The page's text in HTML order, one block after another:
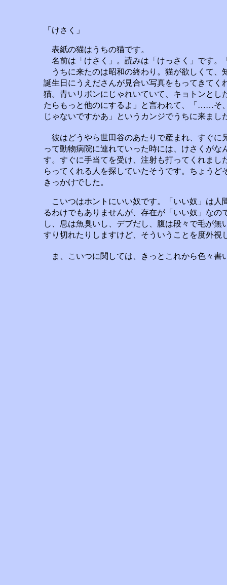
「けさく」
表紙の猫はうちの猫です。
名前は「けさく」。読みは「けっさく」です。
うちに来たのは昭和の終わり。猫が欲しくて、
誕生日にうえださんが見合い写真をもってきて
猫。青いリボンにじゃれいていて、キョトンと
たらもっと他のにするよ」と言われて、「……そ
じゃないですかあ」というカンジでうちに来まし
彼はどうやら世田谷のあたりで産まれ、すぐに
って動物病院に連れていった時には、けさくが
す。すぐに手当てを受け、注射も打ってくれま
らってくれる人を探していたそうです。ちょう
きっかけでした。
こいつはホントにいい奴です。「いい奴」は人
るわけでもありませんが、存在が「いい奴」な
し、息は魚臭いし、デブだし、腹は段々で毛が
すり切れたりしますけど、そういうことを度外視
ま、こいつに関しては、きっとこれから色々書